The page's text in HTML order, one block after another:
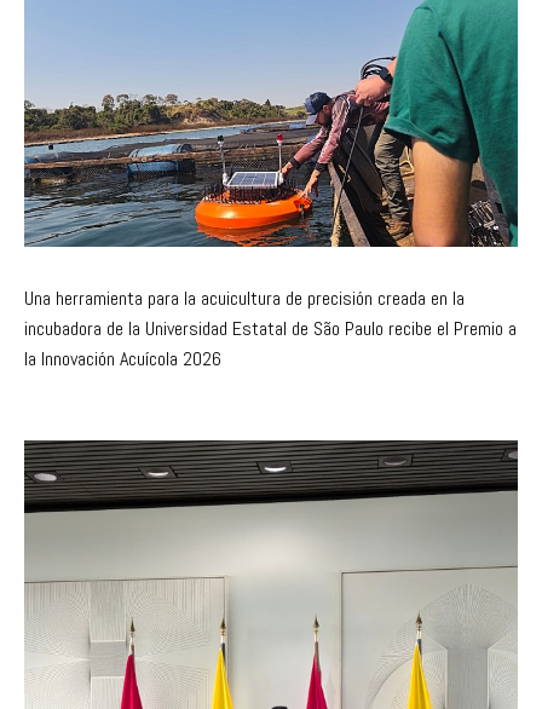
Una herramienta para la acuicultura de precisión creada en la
incubadora de la Universidad Estatal de São Paulo recibe el Premio a
la Innovación Acuícola 2026